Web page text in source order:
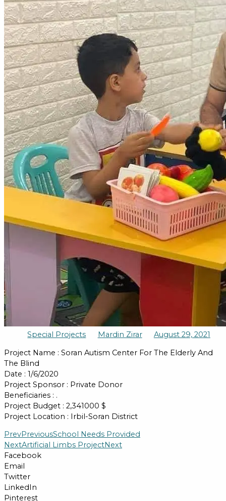
Special Projects Mardin Zirar
August 29, 2021
Project Name : Soran Autism Center For The Elderly And
The Blind
Date : 1/6/2020
Project Sponsor : Private Donor
Beneficiaries : .
Project Budget : 2,341000 $
Project Location : Irbil-Soran District
PrevPreviousSchool Needs Provided
NextArtificial Limbs ProjectNext
Facebook
Email
Twitter
LinkedIn
Pinterest